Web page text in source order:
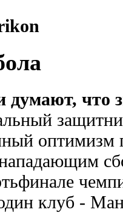
думают, что
оптимизм
клуб -